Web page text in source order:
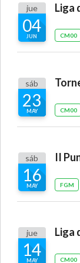
jue
04
JUN CM00
sáb
23
MAY CM00
sáb
16
MAY FGM
jue
14
MAY CM00